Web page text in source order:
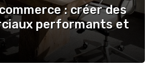
: créer des
performants et